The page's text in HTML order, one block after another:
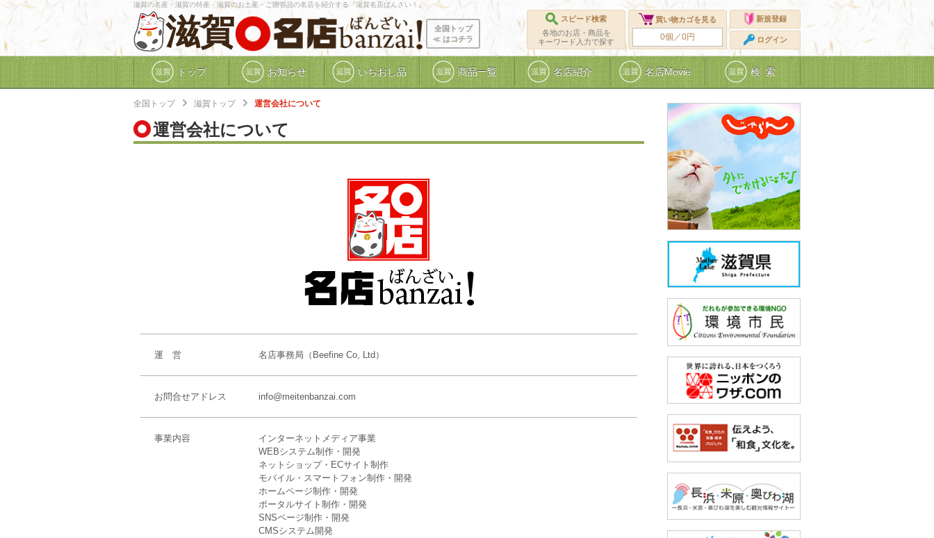
滋賀の名産・滋賀の特産・滋賀のお土産・ご贈答品の名店を紹介する『滋賀名店ばんざい！』
滋賀
全国トップ
≪ ︎はコチラ
スピード検索
各地のお店・商品を
キーワード入力で探す
買い物カゴを見る
0個／0円
新規登録
ログイン
トップ お知らせ いちおし品 商品一覧 名店紹介 名店Movie 検 索
全国トップ 滋賀トップ 運営会社について
運営会社について
運 営 名店事務局（Beefine Co, Ltd）
お問合せアドレス info@meitenbanzai.com
事業内容
インターネットメディア事業
WEBシステム制作・開発
ネットショップ・ECサイト制作
モバイル・スマートフォン制作・開発
ホームページ制作・開発
ポータルサイト制作・開発
SNSページ制作・開発
CMSシステム開発